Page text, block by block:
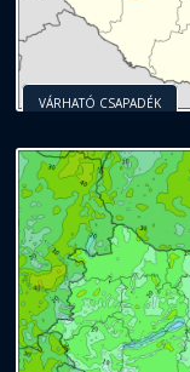
VÁRHATÓ CSAPADÉK